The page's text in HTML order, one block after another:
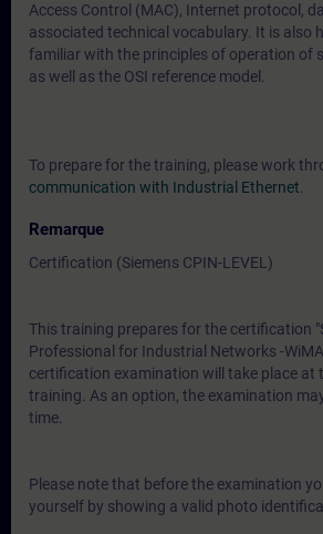
Access Control (MAC), Internet protocol,
associated technical vocabulary. It is also
familiar with the principles of operation of
as well as the OSI reference model.
To prepare for the training, please work
communication with Industrial Ethernet
Remarque
Certification (Siemens CPIN-LEVEL)
This training prepares for the certification
Professional for Industrial Networks -
certification examination will take place at
training. As an option, the examination
time.
Please note that before the examination
yourself by showing a valid photo